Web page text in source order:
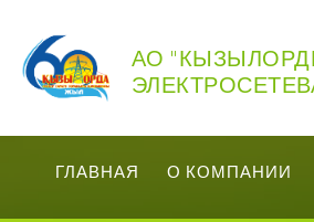
АО
ГЛАВНАЯ О КОМПАНИИ